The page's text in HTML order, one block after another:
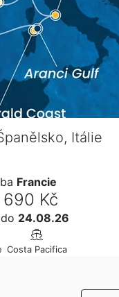
Itálie
Francie
Kč
do 24.08.26
Costa Pacifica